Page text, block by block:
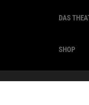
DAS
SHOP